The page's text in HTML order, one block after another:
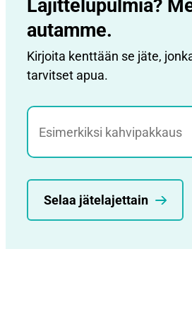
Lajittelupulmia?
autamme.
Kirjoita kenttään se jäte,
tarvitset apua.
Jätehaku
Selaa jätelajettain